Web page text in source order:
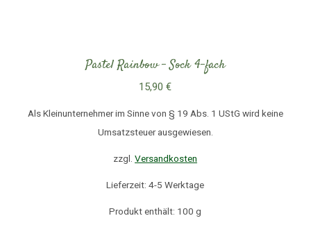
Pastel Rainbow – Sock 4-fach
15,90 €
Als Kleinunternehmer im Sinne von § 19 Abs. 1 UStG wird keine
Umsatzsteuer ausgewiesen.
zzgl. Versandkosten
Lieferzeit: 4-5 Werktage
Produkt enthält: 100 g